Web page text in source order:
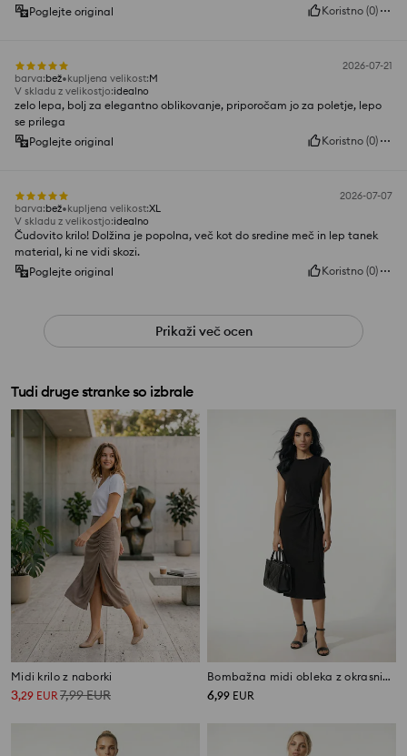
Poglejte original
Koristno (0)
2026-07-21
barva:bež kupljena velikost:M
V skladu z velikostjo:idealno
zelo lepa, bolj za elegantno oblikovanje, priporočam jo za poletje, lepo
se prilega
Poglejte original
Koristno (0)
2026-07-07
barva:bež kupljena velikost:XL
V skladu z velikostjo:idealno
Čudovito krilo! Dolžina je popolna, več kot do sredine meč in lep tanek
material, ki ne vidi skozi.
Poglejte original
Koristno (0)
Prikaži več ocen
Tudi druge stranke so izbrale
Midi krilo z naborki
3,29 EUR7,99EUR
Bombažna midi obleka z okrasnim trakom in zarezom
6,99 EUR